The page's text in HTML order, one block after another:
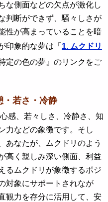
な側面などの欠点が激化し
判断ができず、騒々しさが
性が高まっていることを暗
印象的な夢は「 1. ムクドリ
定の色の夢』のリンクをご
・若さ・冷静
感、若々しさ、冷静さ、知
力などの象徴です。そし
あなたが、ムクドリのよう
高く親しみ深い側面、利益
るムクドリが象徴するポジ
対象にサポートされなが
観力を存分に活用して、安